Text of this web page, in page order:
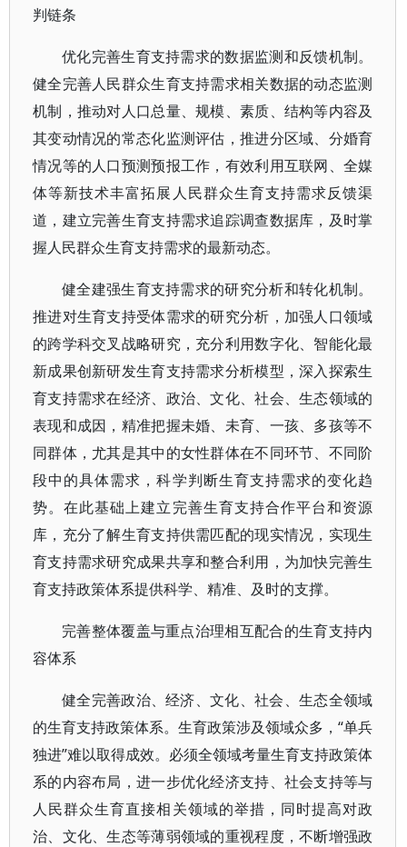
判链条
优化完善生育支持需求的数据监测和反馈机制。
健全完善人民群众生育支持需求相关数据的动态监测
机制，推动对人口总量、规模、素质、结构等内容及
其变动情况的常态化监测评估，推进分区域、分婚育
情况等的人口预测预报工作，有效利用互联网、全媒
体等新技术丰富拓展人民群众生育支持需求反馈渠
道，建立完善生育支持需求追踪调查数据库，及时掌
握人民群众生育支持需求的最新动态。
健全建强生育支持需求的研究分析和转化机制。
推进对生育支持受体需求的研究分析，加强人口领域
的跨学科交叉战略研究，充分利用数字化、智能化最
新成果创新研发生育支持需求分析模型，深入探索生
育支持需求在经济、政治、文化、社会、生态领域的
表现和成因，精准把握未婚、未育、一孩、多孩等不
同群体，尤其是其中的女性群体在不同环节、不同阶
段中的具体需求，科学判断生育支持需求的变化趋
势。在此基础上建立完善生育支持合作平台和资源
库，充分了解生育支持供需匹配的现实情况，实现生
育支持需求研究成果共享和整合利用，为加快完善生
育支持政策体系提供科学、精准、及时的支撑。
完善整体覆盖与重点治理相互配合的生育支持内
容体系
健全完善政治、经济、文化、社会、生态全领域
的生育支持政策体系。生育政策涉及领域众多，“单兵
独进”难以取得成效。必须全领域考量生育支持政策体
系的内容布局，进一步优化经济支持、社会支持等与
人民群众生育直接相关领域的举措，同时提高对政
治、文化、生态等薄弱领域的重视程度，不断增强政